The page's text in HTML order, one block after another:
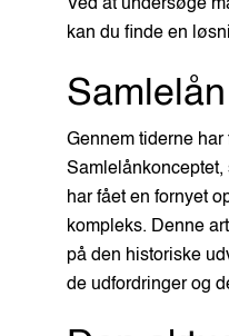
Ved at undersøge
kan du finde en
Gennem tiderne
har fået en fornyet
kompleks. Denne
på den historiske
de udfordringer og